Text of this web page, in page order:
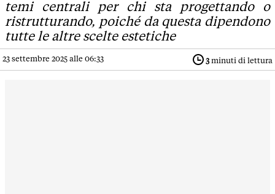
temi centrali per chi sta progettando o
ristrutturando, poiché da questa dipendono
tutte le altre scelte estetiche
23 settembre 2025 alle 06:33 3minuti di lettura